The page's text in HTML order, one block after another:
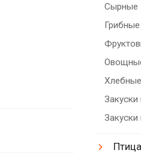
Сырные
Грибные
Закуски
Птица